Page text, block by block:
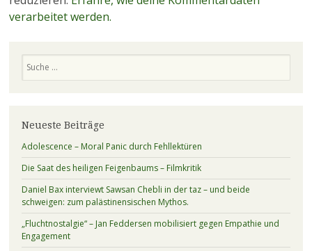
verarbeitet werden.
Neueste Beiträge
Adolescence – Moral Panic durch Fehllektüren
Die Saat des heiligen Feigenbaums – Filmkritik
Daniel Bax interviewt Sawsan Chebli in der taz – und beide
schweigen: zum palästinensischen Mythos.
„Fluchtnostalgie“ – Jan Feddersen mobilisiert gegen Empathie und
Engagement